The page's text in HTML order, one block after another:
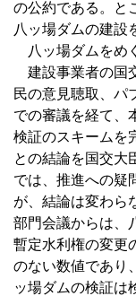
の公約である。と
八ッ場ダムの建設
八ッ場ダムをめ
建設事業者の国
民の意見聴取、パ
での審議を経て、
検証のスキームを
との結論を国交大
では、推進への疑
が、結論は変わら
部門会議からは、
暫定水利権の変更
のない数値であり
ッ場ダムの検証は